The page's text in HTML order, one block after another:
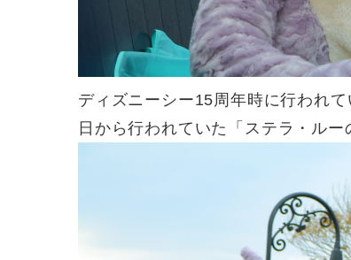
ディズニーシー15周年時に行われ
日から行われていた「ステラ・ルー